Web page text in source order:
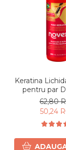
Keratina Lichida Braziliana
pentru par
62,80
50,24